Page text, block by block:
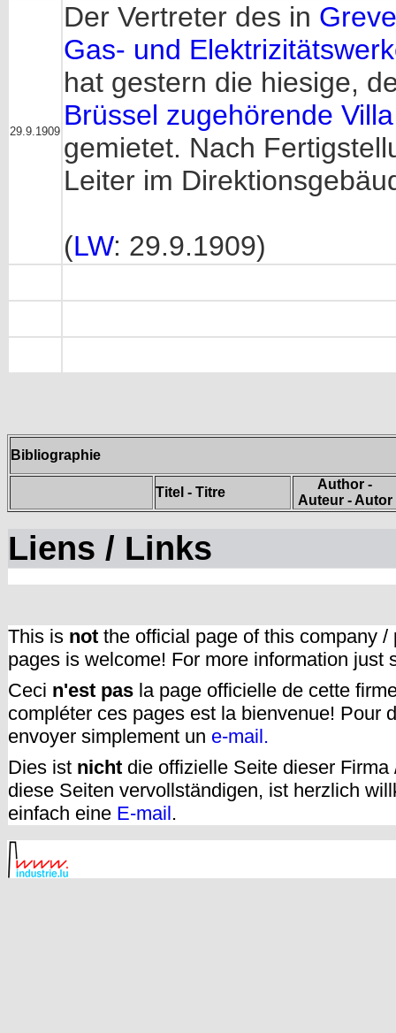
29.9.1909
Der Vertreter des in
Gas- und
hat gestern die hiesige,
Brüssel zugehörende Villa
gemietet. Nach
Leiter im
(LW: 29.9.1909)
Bibliographie
Titel - Titre
Author -
Auteur - Autor
Liens / Links
This is not the official page of this company
pages is welcome! For more information just
Ceci n'est pas la page officielle de cette
compléter ces pages est la bienvenue! Pour
envoyer simplement un e-mail.
Dies ist nicht die offizielle Seite dieser
diese Seiten vervollständigen, ist herzlich
einfach eine E-mail.